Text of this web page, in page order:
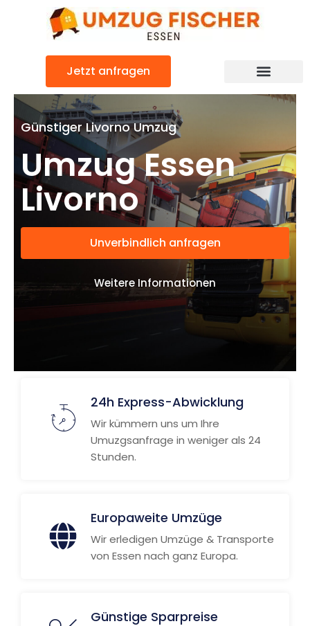
Jetzt anfragen
Günstiger Livorno Umzug
Umzug Essen
Livorno
Unverbindlich anfragen
Weitere Informationen
24h Express-Abwicklung
Wir kümmern uns um Ihre
Umuzgsanfrage in weniger als 24
Stunden.
Europaweite Umzüge
Wir erledigen Umzüge & Transporte
von Essen nach ganz Europa.
Günstige Sparpreise